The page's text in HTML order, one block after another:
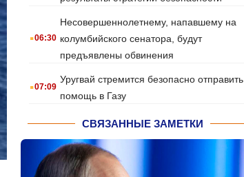
.06:30
Несовершеннолетнему, напавшему на
колумбийского сенатора, будут
предъявлены обвинения
.07:09
Уругвай стремится безопасно отправить
помощь в Газу
СВЯЗАННЫЕ ЗАМЕТКИ